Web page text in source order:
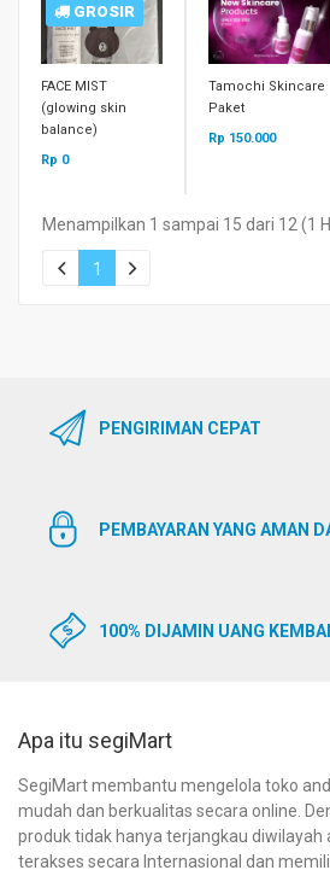
GROSIR
FACE MIST
(glowing skin
balance)
Rp 0
Tamochi Skincare
Paket
Rp 150.000
Menampilkan 1 sampai 15 dari 12 (1
1
PENGIRIMAN CEPAT
PEMBAYARAN YANG AMAN
100% DIJAMIN UANG
Apa itu segiMart
SegiMart membantu mengelola toko
mudah dan berkualitas secara online.
produk tidak hanya terjangkau diwilayah
terakses secara Internasional dan